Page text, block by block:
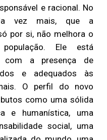
e racional. No
vez mais, que a
por si, não melhora o
Ele está
com a presença de
e adequados às
O perfil do novo
como uma sólida
e humanística, uma
social, uma